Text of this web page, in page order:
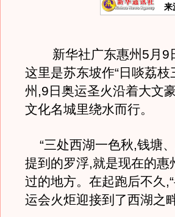
来
新华社广东惠州5月9
这里是苏东坡作“日啖荔
州,9日奥运圣火沿着大文
文化名城里绕水而行。
“三处西湖一色秋,钱塘
提到的罗浮,就是现在的
过的地方。在起跑后不久
运会火炬迎接到了西湖之畔